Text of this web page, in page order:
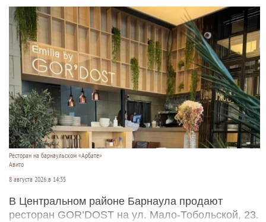
Ресторан на барнаульском «Арбате»
Авито
8 августа 2026 в 14:35
В Центральном районе Барнаула продают
ресторан GOR’DOST на ул. Мало-Тобольской, 23.